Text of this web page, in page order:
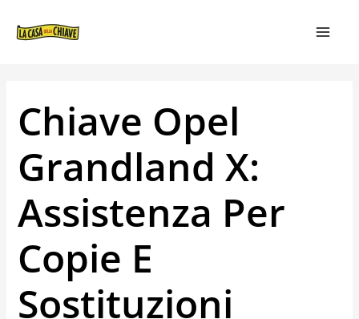
Chiave Opel
Grandland X:
Assistenza Per
Copie E
Sostituzioni
ARTICOLI